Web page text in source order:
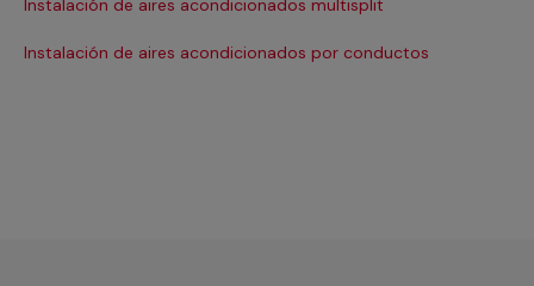
Instalación de aires acondicionados multisplit
Instalación de aires acondicionados por conductos